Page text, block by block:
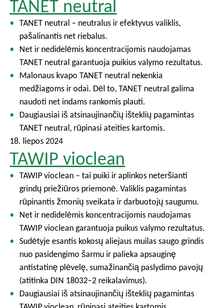
TANET neutral
TANET neutral – neutralus ir efektyvus valiklis,
pašalinantis net riebalus.
Net ir nedidelėmis koncentracijomis naudojamas
TANET neutral garantuoja puikius valymo rezultatus.
Malonaus kvapo TANET neutral nekenkia
medžiagoms ir odai. Dėl to, TANET neutral galima
naudoti net indams rankomis plauti.
Daugiausiai iš atsinaujinančių išteklių pagamintas
TANET neutral, rūpinasi ateities kartomis.
18. liepos 2024
TAWIP vioclean
TAWIP vioclean – tai puiki ir aplinkos neteršianti
grindų priežiūros priemonė. Valiklis pagamintas
rūpinantis žmonių sveikata ir darbuotojų saugumu.
Net ir nedidelėmis koncentracijomis naudojamas
TAWIP vioclean garantuoja puikus valymo rezultatus.
Sudėtyje esantis kokosų aliejaus muilas saugo grindis
nuo pasidengimo šarmu ir palieka apsauginę
antistatinę plėvelę, sumažinančią paslydimo pavojų
(atitinka DIN 18032–2 reikalavimus).
Daugiausiai iš atsinaujinančių išteklių pagamintas